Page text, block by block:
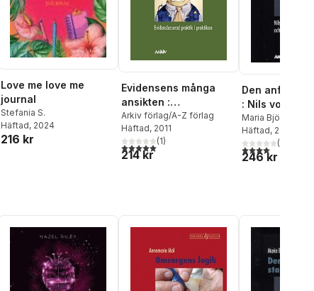
Love me love me
journal
Stefania S.
Häftad, 2024
216 kr
Evidensens många
ansikten :
evidensbaserad
praktik i praktiken
Arkiv förlag/A-Z förlag
Häftad, 2011
5,0utav 5 stjärnor. Totalt antal röster:
(1)
214 kr
Den anfrätta
: Nils von
eugeniken
Maria Björkman
Häftad, 2011
4,0utav 5(
246 kr